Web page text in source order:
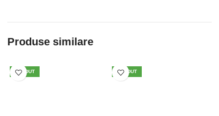
Produse similare
VÂNDUT VÂNDUT